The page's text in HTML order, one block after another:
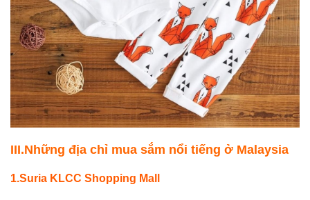
III.Những địa chỉ mua sắm nổi tiếng ở Malaysia
1.Suria KLCC Shopping Mall